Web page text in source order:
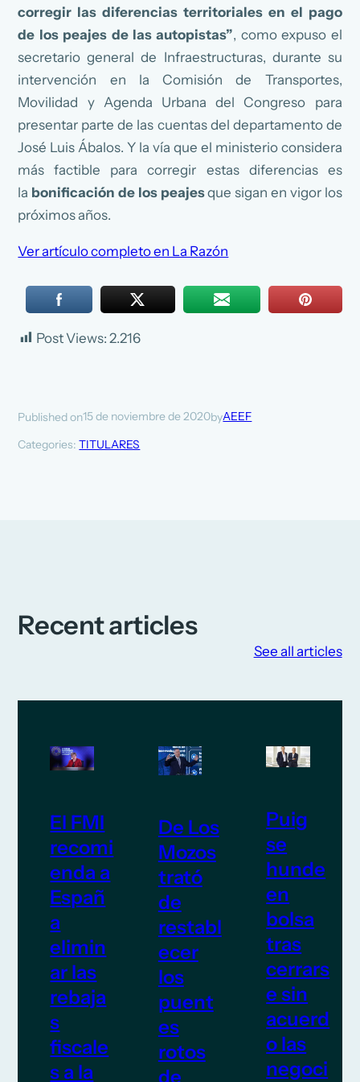
corregir las diferencias territoriales en el pago
de los peajes de las autopistas”, como expuso el
secretario general de Infraestructuras, durante su
intervención en la Comisión de Transportes,
Movilidad y Agenda Urbana del Congreso para
presentar parte de las cuentas del departamento de
José Luis Ábalos. Y la vía que el ministerio considera
más factible para corregir estas diferencias es
la bonificación de los peajesque sigan en vigor los
próximos años.
Ver artículo completo en La Razón
Post Views: 2.216
Published on15 de noviembre de 2020byAEEF
Categories:TITULARES
Recent articles
See all articles
El FMI
recomi
enda a
Españ
a
elimin
ar las
rebaja
s
fiscale
s a la
De Los
Mozos
trató
de
restabl
ecer
los
puent
es
rotos
de
Puig
se
hunde
en
bolsa
tras
cerrars
e sin
acuerd
o las
negoci